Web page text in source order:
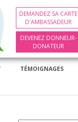
DEMANDEZ SA CARTE
D'AMBASSADEUR
DEVENEZ DONNEUR-
DONATEUR
TÉMOIGNAGES